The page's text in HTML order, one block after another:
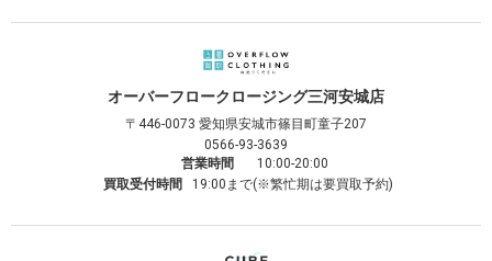
オーバーフロークロージング三河安城店
〒446-0073 愛知県安城市篠目町童子207
0566-93-3639
営業時間
10:00-20:00
買取受付時間
19:00まで(※繁忙期は要買取予約)